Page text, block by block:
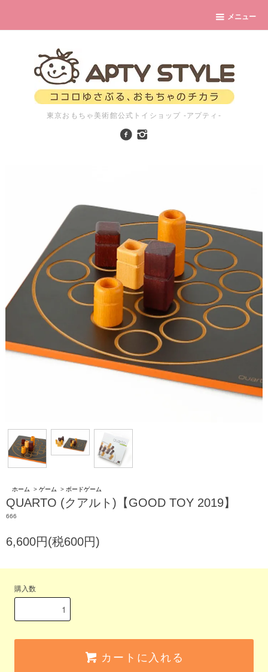
メニュー
東京おもちゃ美術館公式トイショップ -アプティ-
ホーム > ゲーム > ボードゲーム
QUARTO (クアルト)【GOOD TOY 2019】
666
6,600円(税600円)
購入数
カートに入れる